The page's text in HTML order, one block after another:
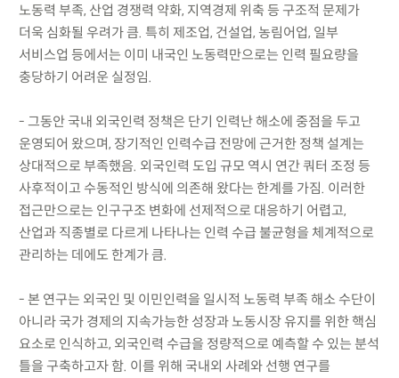
노동력 부족, 산업 경쟁력 약화, 지역경제 위축 등 구조적 문제가
더욱 심화될 우려가 큼. 특히 제조업, 건설업, 농림어업, 일부
서비스업 등에서는 이미 내국인 노동력만으로는 인력 필요량을
충당하기 어려운 실정임.
- 그동안 국내 외국인력 정책은 단기 인력난 해소에 중점을 두고
운영되어 왔으며, 장기적인 인력수급 전망에 근거한 정책 설계는
상대적으로 부족했음. 외국인력 도입 규모 역시 연간 쿼터 조정 등
사후적이고 수동적인 방식에 의존해 왔다는 한계를 가짐. 이러한
접근만으로는 인구구조 변화에 선제적으로 대응하기 어렵고,
산업과 직종별로 다르게 나타나는 인력 수급 불균형을 체계적으로
관리하는 데에도 한계가 큼.
- 본 연구는 외국인 및 이민인력을 일시적 노동력 부족 해소 수단이
아니라 국가 경제의 지속가능한 성장과 노동시장 유지를 위한 핵심
요소로 인식하고, 외국인력 수급을 정량적으로 예측할 수 있는 분석
틀을 구축하고자 함. 이를 위해 국내외 사례와 선행 연구를